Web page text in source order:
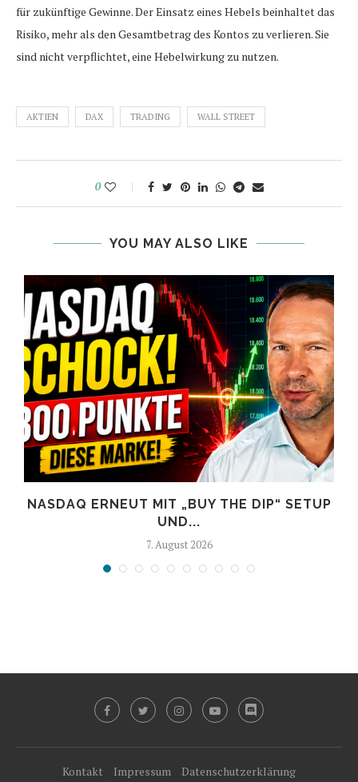
für zukünftige Gewinne. Der Einsatz eines Hebels beinhaltet das
Risiko, mehr als den Gesamtbetrag des Kontos zu verlieren. Sie
sind nicht verpflichtet, eine Hebelwirkung zu nutzen.
AKTIEN DAX TRADING WALL STREET
0
YOU MAY ALSO LIKE
NASDAQ ERNEUT MIT „BUY THE DIP“ SETUP
UND...
7. August 2026
Kontakt Impressum Datenschutzerklärung